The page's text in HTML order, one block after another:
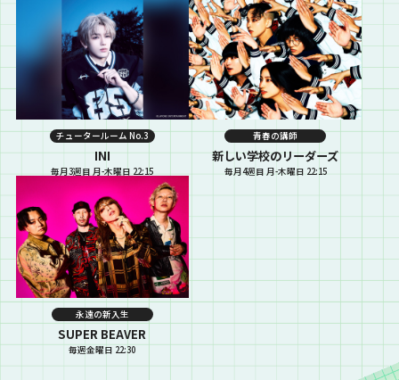
チュータールーム No.3
INI
毎月3週目 月-木曜日 22:15
青春の講師
新しい学校のリーダーズ
毎月4週目 月-木曜日 22:15
永遠の新入生
SUPER BEAVER
毎週金曜日 22:30